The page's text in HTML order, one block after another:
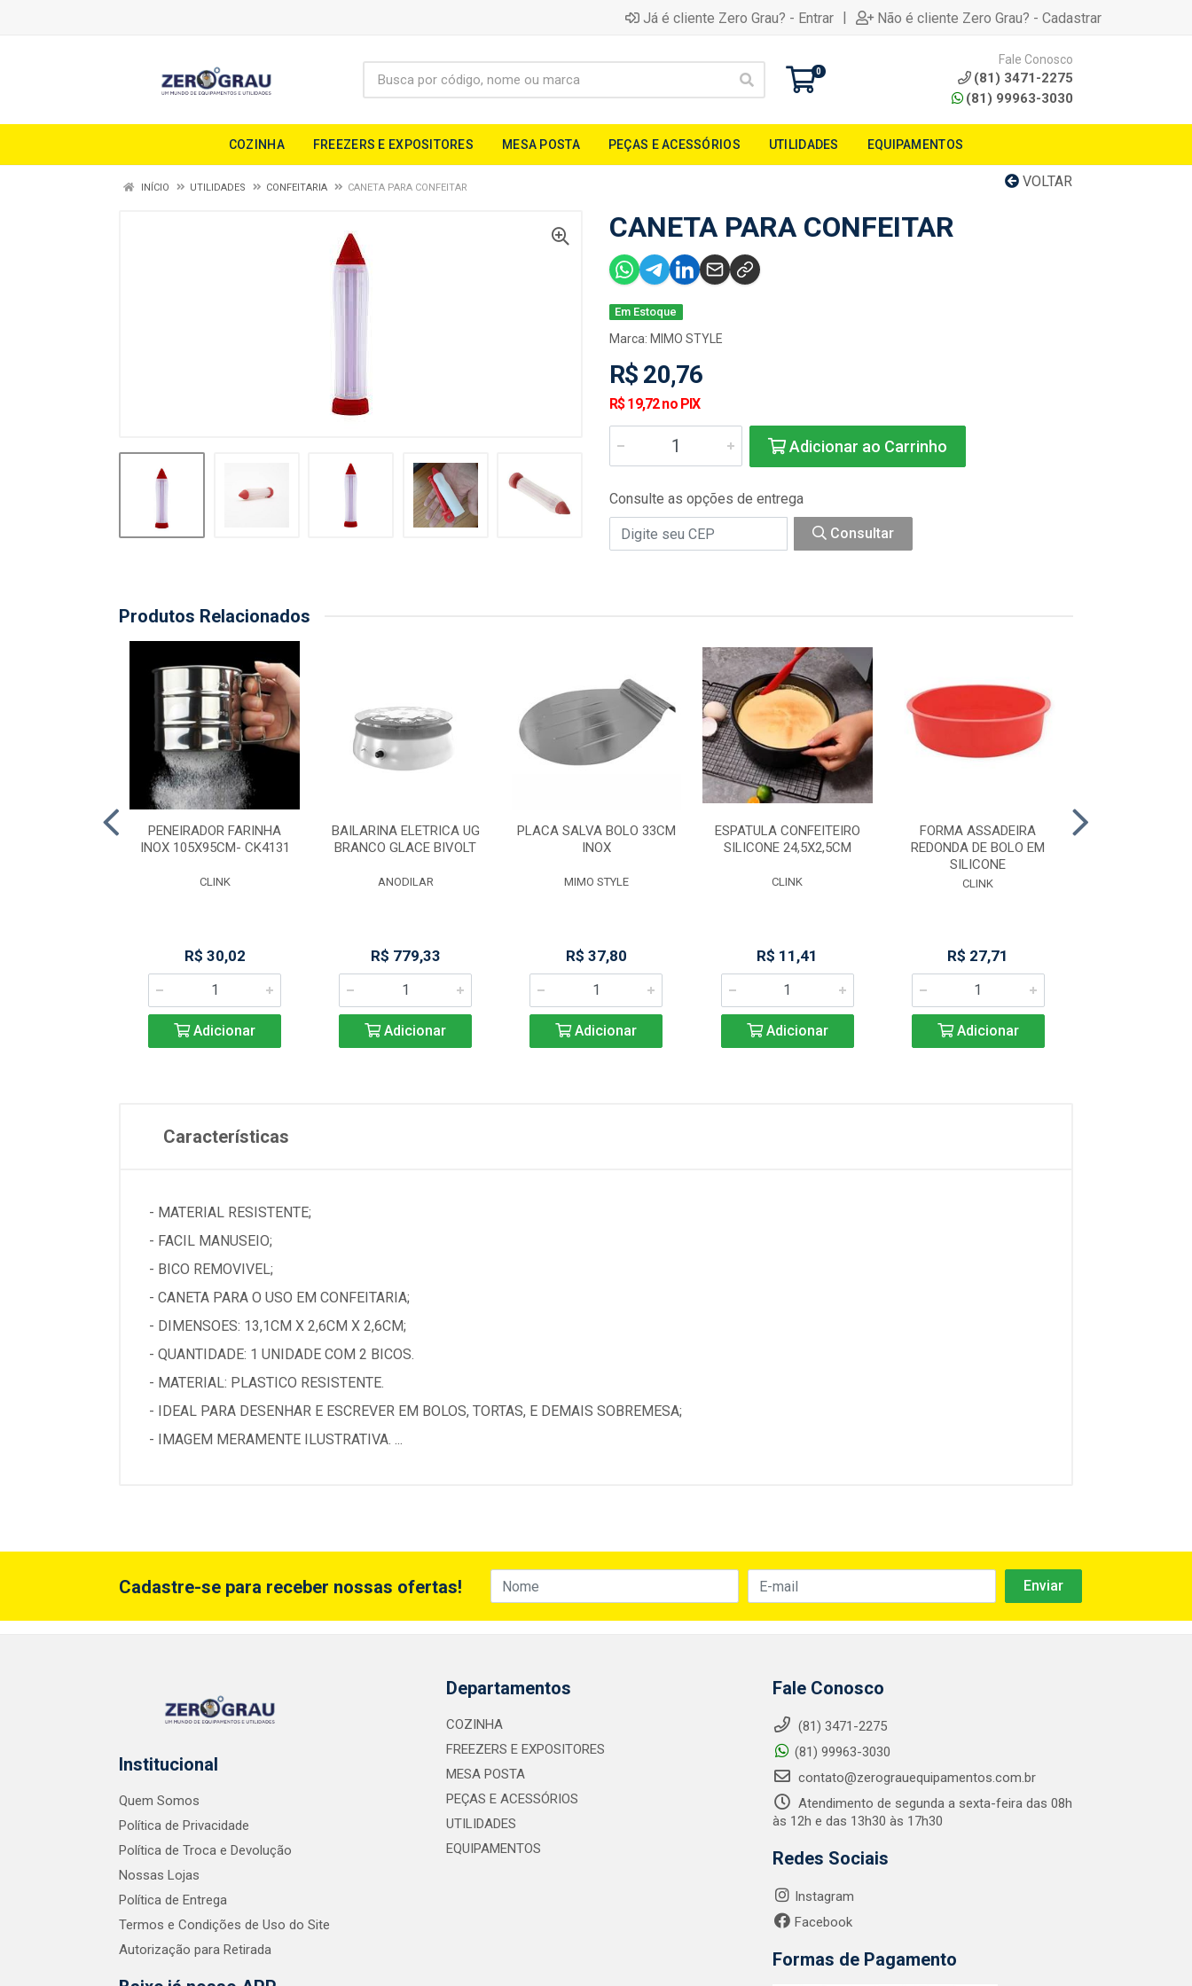
Já é cliente Zero Grau? - Entrar | Não é cliente Zero Grau? - Cadastrar
0
Fale Conosco
(81) 3471-2275
(81) 99963-3030
COZINHA FREEZERS E EXPOSITORES MESA POSTA PEÇAS E ACESSÓRIOS UTILIDADES EQUIPAMENTOS
VOLTAR
INÍCIO UTILIDADES CONFEITARIA CANETA PARA CONFEITAR
CANETA PARA CONFEITAR
Em Estoque
Marca: MIMO STYLE
R$ 20,76
R$ 19,72 no PIX
Adicionar ao Carrinho
Consulte as opções de entrega
Consultar
Produtos Relacionados
PENEIRADOR FARINHA
INOX 105X95CM- CK4131
CLINK
R$ 30,02
Adicionar
BAILARINA ELETRICA UG
BRANCO GLACE BIVOLT
ANODILAR
R$ 779,33
Adicionar
PLACA SALVA BOLO 33CM
INOX
MIMO STYLE
R$ 37,80
Adicionar
ESPATULA CONFEITEIRO
SILICONE 24,5X2,5CM
CLINK
R$ 11,41
Adicionar
FORMA ASSADEIRA
REDONDA DE BOLO EM
SILICONE
CLINK
R$ 27,71
Adicionar
Características
- MATERIAL RESISTENTE;
- FACIL MANUSEIO;
- BICO REMOVIVEL;
- CANETA PARA O USO EM CONFEITARIA;
- DIMENSOES: 13,1CM X 2,6CM X 2,6CM;
- QUANTIDADE: 1 UNIDADE COM 2 BICOS.
- MATERIAL: PLASTICO RESISTENTE.
- IDEAL PARA DESENHAR E ESCREVER EM BOLOS, TORTAS, E DEMAIS SOBREMESA;
- IMAGEM MERAMENTE ILUSTRATIVA. ...
Cadastre-se para receber nossas ofertas!
Institucional
Quem Somos
Política de Privacidade
Política de Troca e Devolução
Nossas Lojas
Política de Entrega
Termos e Condições de Uso do Site
Autorização para Retirada
Departamentos
COZINHA
FREEZERS E EXPOSITORES
MESA POSTA
PEÇAS E ACESSÓRIOS
UTILIDADES
EQUIPAMENTOS
Fale Conosco
(81) 3471-2275
(81) 99963-3030
contato@zerograuequipamentos.com.br
Atendimento de segunda a sexta-feira das 08h
às 12h e das 13h30 às 17h30
Redes Sociais
Instagram
Facebook
Formas de Pagamento